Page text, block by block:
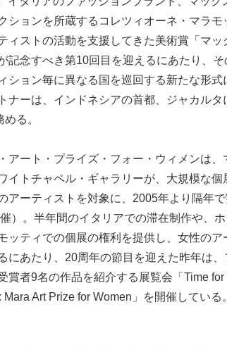
ションを所蔵するコレツィオーネ・マラ
ィストの活動を支援してきた美術賞「マ
記念すべき第10回目を迎えるにあたり、
ション毎に異なる国を巡回する新たな形
ナーは、インドネシアの首都、ジャカル
る。
アート・プライズ・フォー・ウィメンは
イトチャペル・ギャラリーが、大規模な
アーティストを対象に、2005年より隔年
）。半年間のイタリアでの滞在制作や、
ッティでの個展の権利を提供し、女性の
にあたり、20周年の節目を迎えた昨年は
賞者9名の作品を紹介する展覧会「Time
Art Prize for Women」を開催している。